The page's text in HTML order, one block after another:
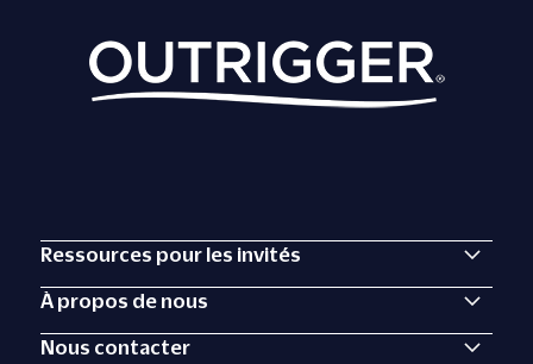
Ressources pour les invités
À propos de nous
Nous contacter